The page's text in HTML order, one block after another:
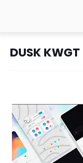
DUSK KWGT